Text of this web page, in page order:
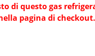
di questo gas
pagina di checkout.